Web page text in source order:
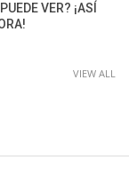
VER? ¡ASÍ
VIEW ALL